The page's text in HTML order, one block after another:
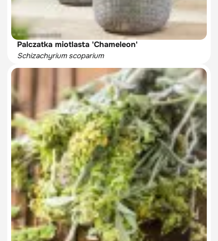
Palczatka miotlasta 'Chameleon'
Schizachyrium scoparium